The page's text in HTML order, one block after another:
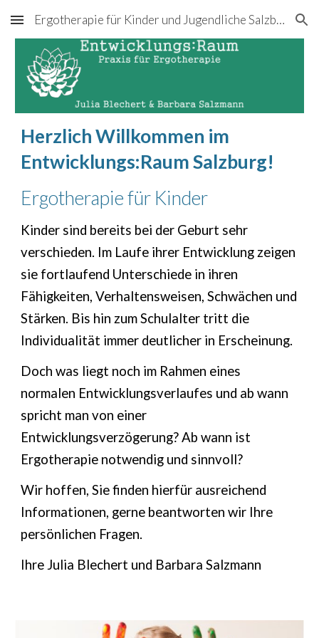
Skip to main content Skip to navigation
Ergotherapie für Kinder und Jugendliche Salzburg
Herzlich Willkommen im
Entwicklungs:Raum Salzburg!
Ergotherapie für Kinder
Kinder sind bereits bei der Geburt sehr
verschieden. Im Laufe ihrer Entwicklung zeigen
sie fortlaufend Unterschiede in ihren
Fähigkeiten, Verhaltensweisen, Schwächen und
Stärken. Bis hin zum Schulalter tritt die
Individualität immer deutlicher in Erscheinung.
Doch was liegt noch im Rahmen eines
normalen Entwicklungsverlaufes und ab wann
spricht man von einer
Entwicklungsverzögerung? Ab wann ist
Ergotherapie notwendig und sinnvoll?
Wir hoffen, Sie finden hierfür ausreichend
Informationen, gerne beantwortenwir Ihre
persönlichen Fragen.
Ihre Julia Blechert und Barbara Salzmann